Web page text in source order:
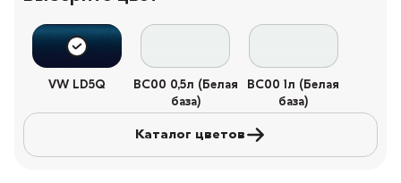
VW LD5Q
BC00 0,5л (Белая
база)
BC00 1л (Белая
база)
Каталог цветов